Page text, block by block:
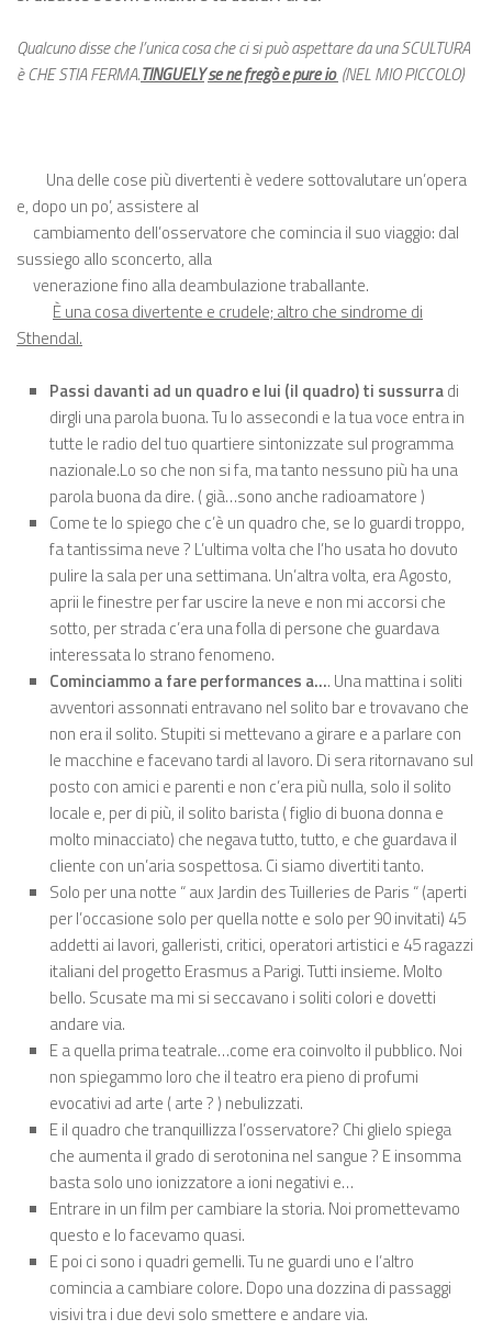
Qualcuno disse che l’unica cosa che ci si può aspettare da una SCULTURA
è CHE STIA FERMA.TINGUELYse ne fregò e pure io (NEL MIO PICCOLO)
Una delle cose più divertenti è vedere sottovalutare un’opera
e, dopo un po’, assistere al
cambiamento dell’osservatore che comincia il suo viaggio: dal
sussiego allo sconcerto, alla
venerazione fino alla deambulazione traballante.
È una cosa divertente e crudele; altro che sindrome di
Sthendal.
Passi davanti ad un quadro e lui (il quadro) ti sussurradi
dirgli una parola buona. Tu lo assecondi e la tua voce entra in
tutte le radio del tuo quartiere sintonizzate sul programma
nazionale.Lo so che non si fa, ma tanto nessuno più ha una
parola buona da dire. ( già…sono anche radioamatore )
Come te lo spiego che c’è un quadro che, se lo guardi troppo,
fa tantissima neve ? L’ultima volta che l’ho usata ho dovuto
pulire la sala per una settimana. Un’altra volta, era Agosto,
aprii le finestre per far uscire la neve e non mi accorsi che
sotto, per strada c’era una folla di persone che guardava
interessata lo strano fenomeno.
Cominciammo a fare performances a…. Una mattina i soliti
avventori assonnati entravano nel solito bar e trovavano che
non era il solito. Stupiti si mettevano a girare e a parlare con
le macchine e facevano tardi al lavoro. Di sera ritornavano sul
posto con amici e parenti e non c’era più nulla, solo il solito
locale e, per di più, il solito barista ( figlio di buona donna e
molto minacciato) che negava tutto, tutto, e che guardava il
cliente con un’aria sospettosa. Ci siamo divertiti tanto.
Solo per una notte “ aux Jardin des Tuilleries de Paris “ (aperti
per l’occasione solo per quella notte e solo per 90 invitati) 45
addetti ai lavori, galleristi, critici, operatori artistici e 45 ragazzi
italiani del progetto Erasmus a Parigi. Tutti insieme. Molto
bello. Scusate ma mi si seccavano i soliti colori e dovetti
andare via.
E a quella prima teatrale…come era coinvolto il pubblico. Noi
non spiegammo loro che il teatro era pieno di profumi
evocativi ad arte ( arte ? ) nebulizzati.
E il quadro che tranquillizza l’osservatore? Chi glielo spiega
che aumenta il grado di serotonina nel sangue ? E insomma
basta solo uno ionizzatore a ioni negativi e…
Entrare in un film per cambiare la storia. Noi promettevamo
questo e lo facevamo quasi.
E poi ci sono i quadri gemelli. Tu ne guardi uno e l’altro
comincia a cambiare colore. Dopo una dozzina di passaggi
visivi tra i due devi solo smettere e andare via.